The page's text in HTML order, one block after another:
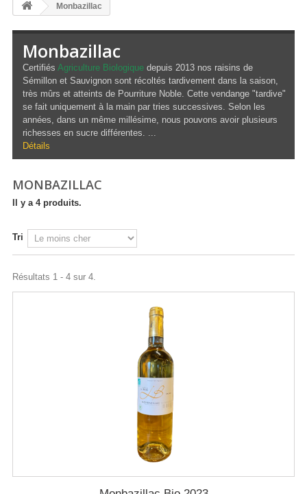
Monbazillac
Monbazillac
Certifiés Agriculture Biologique depuis 2013 nos raisins de
Sémillon et Sauvignon sont récoltés tardivement dans la saison,
très mûrs et atteints de Pourriture Noble. Cette vendange "tardive"
se fait uniquement à la main par tries successives. Selon les
années, dans un même millésime, nous pouvons avoir plusieurs
richesses en sucre différentes. ...
Détails
MONBAZILLAC
Il y a 4 produits.
Tri
Résultats 1 - 4 sur 4.